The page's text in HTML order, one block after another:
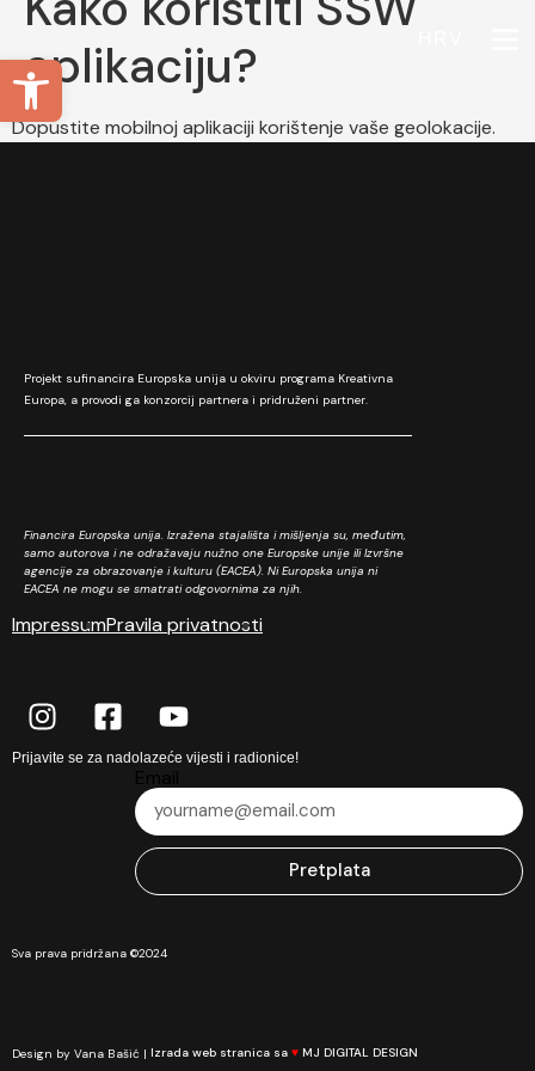
Open toolbar
aplikaciju?
Dopustite mobilnoj aplikaciji korištenje vaše geolokacije.
Projekt sufinancira Europska unija u okviru programa Kreativna
Europa, a provodi ga konzorcij partnera i pridruženi partner.
Financira Europska unija. Izražena stajališta i mišljenja su, međutim,
samo autorova i ne odražavaju nužno one Europske unije ili Izvršne
agencije za obrazovanje i kulturu (EACEA). Ni Europska unija ni
EACEA ne mogu se smatrati odgovornima za njih.
ImpressumPravila privatnosti
Prijavite se za nadolazeće vijesti i radionice!
Pretplata
Sva prava pridržana ©2024
Design by Vana Bašić | Izrada web stranica sa ♥ MJ DIGITAL DESIGN